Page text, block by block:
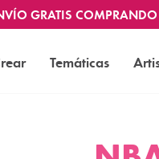
GRATIS COMPRANDO
Temáticas